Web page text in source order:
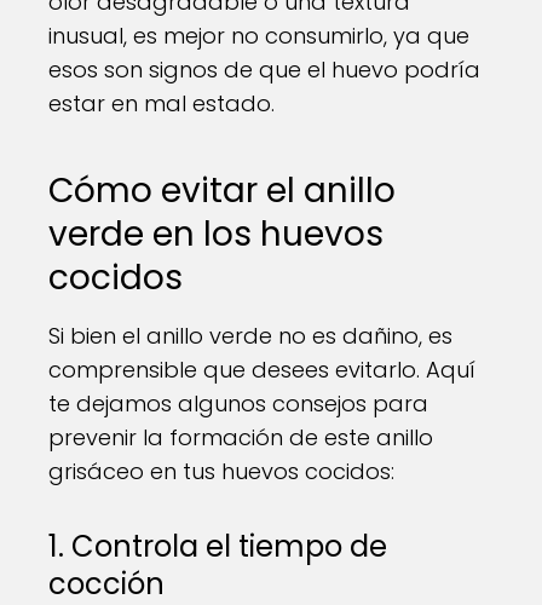
inusual, es mejor no consumirlo, ya que
esos son signos de que el huevo podría
estar en mal estado.
Cómo evitar el anillo
verde en los huevos
cocidos
Si bien el anillo verde no es dañino, es
comprensible que desees evitarlo. Aquí
te dejamos algunos consejos para
prevenir la formación de este anillo
grisáceo en tus huevos cocidos:
1. Controla el tiempo de
cocción